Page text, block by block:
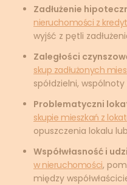
Zadłużenie
nieruchomości z
wyjść z pętli
Zaległości
skup zadłużonych
spółdzielni,
Problematyczni
skupie mieszkań z
opuszczenia lokalu
Współwłasność i
w nieruchomości,
między